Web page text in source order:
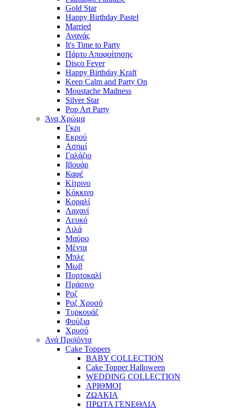
Gold Star
Happy Birthday Pastel
Married
Ανανάς
It's Time to Party
Πάρτυ Αποφοίτησης
Disco Fever
Happy Birthday Kraft
Keep Calm and Party On
Moustache Madness
Silver Star
Pop Art Party
Άνα Χρώμα
Γκρι
Εκρού
Ασημί
Γαλάζιο
Ιβουάρ
Καφέ
Κίτρινο
Κόκκινο
Κοραλί
Λαχανί
Λευκό
Λιλά
Μαύρο
Μέντα
Μπλε
Μωβ
Πορτοκαλί
Πράσινο
Ροζ
Ροζ Χρυσό
Τυρκουάζ
Φούξια
Χρυσό
Ανά Προϊόντα
Cake Toppers
BABY COLLECTION
Cake Topper Halloween
WEDDING COLLECTION
ΑΡΙΘΜΟΙ
ΖΩΑΚΙΑ
ΠΡΩΤΑ ΓΕΝΕΘΛΙΑ